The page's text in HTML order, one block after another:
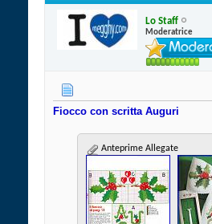
Lo Staff
Moderatrice
Fiocco con scritta Auguri
Anteprime Allegate